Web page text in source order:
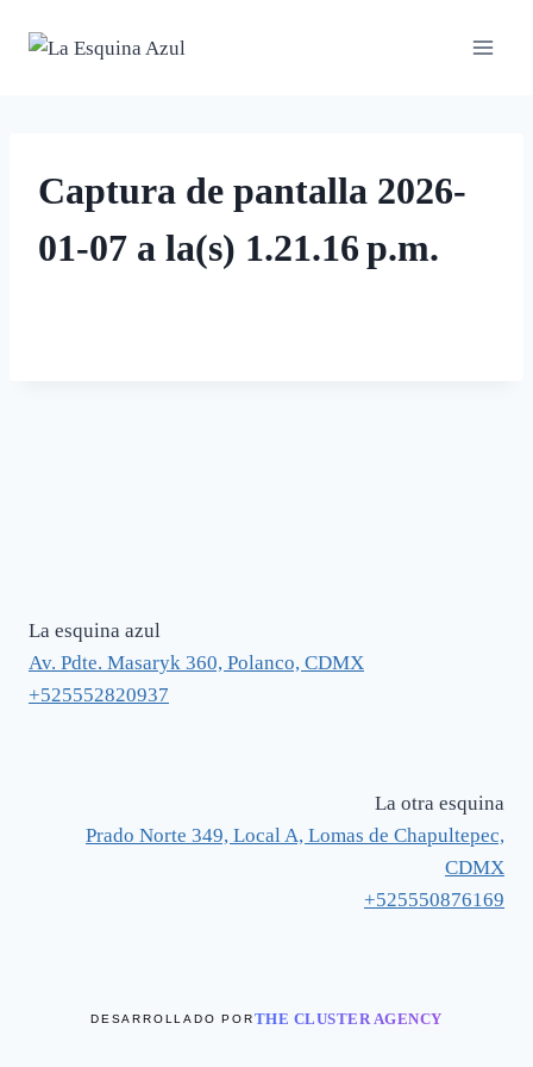
Captura de pantalla 2026-
01-07 a la(s) 1.21.16 p.m.
La esquina azul
Av. Pdte. Masaryk 360, Polanco, CDMX
+525552820937
La otra esquina
Prado Norte 349, Local A, Lomas de Chapultepec,
CDMX
+525550876169
DESARROLLADO PORTHE CLUSTER AGENCY